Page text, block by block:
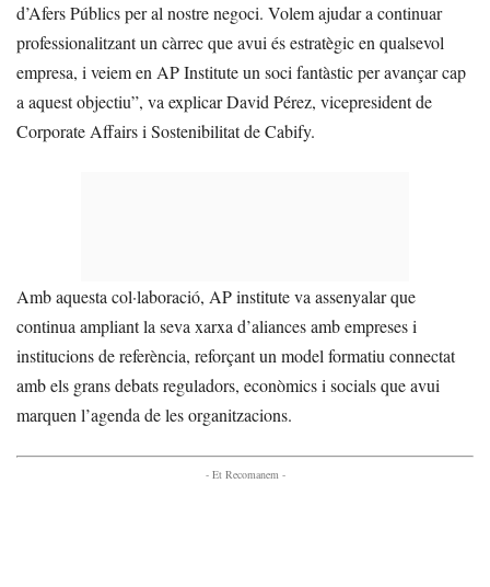
d’Afers Públics per al nostre negoci. Volem ajudar a continuar
professionalitzant un càrrec que avui és estratègic en qualsevol
empresa, i veiem en AP Institute un soci fantàstic per avançar cap
a aquest objectiu”, va explicar David Pérez, vicepresident de
Corporate Affairs i Sostenibilitat de Cabify.
Amb aquesta col·laboració, AP institute va assenyalar que
continua ampliant la seva xarxa d’aliances amb empreses i
institucions de referència, reforçant un model formatiu connectat
amb els grans debats reguladors, econòmics i socials que avui
marquen l’agenda de les organitzacions.
- Et Recomanem -